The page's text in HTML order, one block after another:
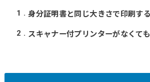
1 身分証明書と同じ大きさで印刷する
2 スキャナー付プリンターがなくて